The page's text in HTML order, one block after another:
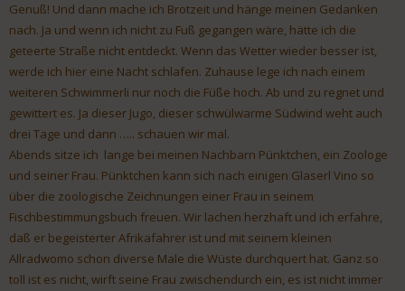
Genuß! Und dann mache ich Brotzeit und hänge meinen Gedanken
nach. Ja und wenn ich nicht zu Fuß gegangen wäre, hätte ich die
geteerte Straße nicht entdeckt. Wenn das Wetter wieder besser ist,
werde ich hier eine Nacht schlafen. Zuhause lege ich nach einem
weiteren Schwimmerli nur noch die Füße hoch. Ab und zu regnet und
gewittert es. Ja dieser Jugo, dieser schwülwarme Südwind weht auch
drei Tage und dann ….. schauen wir mal.
Abends sitze ich lange bei meinen Nachbarn Pünktchen, ein Zoologe
und seiner Frau. Pünktchen kann sich nach einigen Glaserl Vino so
über die zoologische Zeichnungen einer Frau in seinem
Fischbestimmungsbuch freuen. Wir lachen herzhaft und ich erfahre,
daß er begeisterter Afrikafahrer ist und mit seinem kleinen
Allradwomo schon diverse Male die Wüste durchquert hat. Ganz so
toll ist es nicht, wirft seine Frau zwischendurch ein, es ist nicht immer